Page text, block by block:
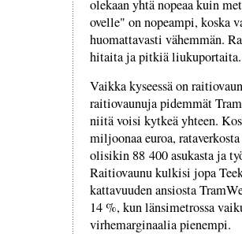
olekaan yhtä nopeaa kuin
ovelle" on nopeampi, koska
huomattavasti vähemmän.
hitaita ja pitkiä liukuportaita.
Vaikka kyseessä on
raitiovaunuja pidemmät
niitä voisi kytkeä yhteen.
miljoonaa euroa,
olisikin 88 400 asukasta ja
Raitiovaunu kulkisi jopa
kattavuuden ansiosta
14 %, kun länsimetrossa
virhemarginaalia pienempi.